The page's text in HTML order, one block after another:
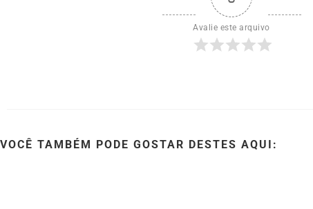
Avalie este arquivo
VOCÊ TAMBÉM PODE GOSTAR DESTES AQUI: